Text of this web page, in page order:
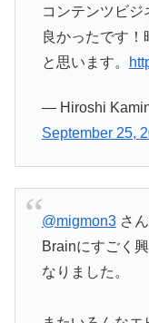
コンテンツビジ
良かったです
と思います。
— Hiroshi
September 25,
@migmon3さん
Brainにすごく
なりました。